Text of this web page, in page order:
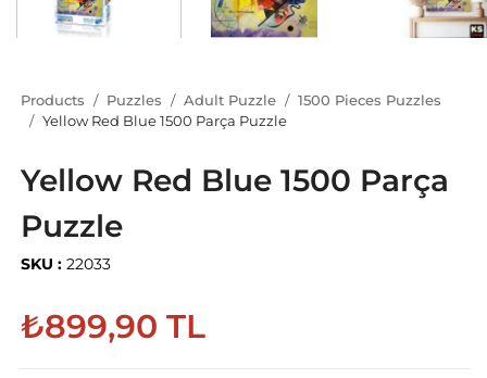
Products Puzzles Adult Puzzle
1500 Pieces Puzzles
Yellow Red Blue 1500 Parça Puzzle
Yellow Red Blue 1500 Parça
Puzzle
SKU : 22033
₺899,90 TL